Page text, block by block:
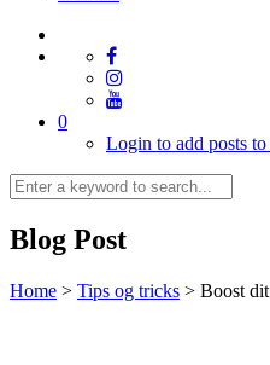
0
Login to add posts
Blog Post
Home > Tips og tricks > Boost